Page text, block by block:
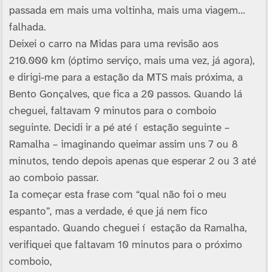
passada em mais uma voltinha, mais uma viagem…
falhada.
Deixei o carro na Midas para uma revisão aos
210.000 km (óptimo serviço, mais uma vez, já agora),
e dirigi-me para a estação da MTS mais próxima, a
Bento Gonçalves, que fica a 20 passos. Quando lá
cheguei, faltavam 9 minutos para o comboio
seguinte. Decidi ir a pé até í estação seguinte –
Ramalha – imaginando queimar assim uns 7 ou 8
minutos, tendo depois apenas que esperar 2 ou 3 até
ao comboio passar.
Ia começar esta frase com “qual não foi o meu
espanto”, mas a verdade, é que já nem fico
espantado. Quando cheguei í estação da Ramalha,
verifiquei que faltavam 10 minutos para o próximo
comboio,